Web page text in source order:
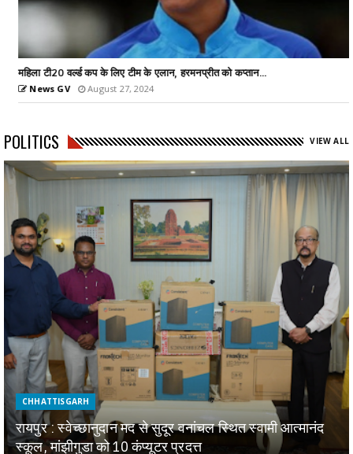
महिला टी20 वर्ल्ड कप के लिए टीम के एलान, हरमनप्रीत को कप्तान...
News GV August 27, 2024
POLITICS VIEW ALL
CHHATTISGARH
रायपुर : स्वेच्छानुदान मद से सुदूर वनांचल स्थित स्वामी आत्मानंद
स्कूल, मांझीगुडा को 10 कंप्यूटर प्रदत्त